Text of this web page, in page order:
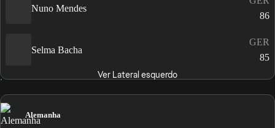
Nuno Mendes
86
Selma Bacha
GER
85
Ver Lateral esquerdo
Alemanha